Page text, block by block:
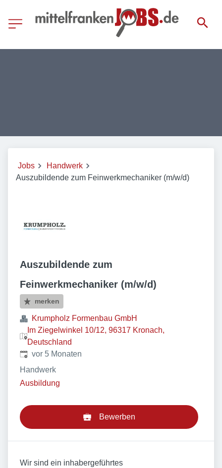
Jobs
Handwerk
Auszubildende zum Feinwerkmechaniker (m/w/d)
Auszubildende zum
Feinwerkmechaniker (m/w/d)
merken
Krumpholz Formenbau GmbH
Im Ziegelwinkel 10/12, 96317 Kronach,
Deutschland
Veröffentlicht:
vor 5 Monaten
Handwerk
Ausbildung
Bewerben
Wir sind ein inhabergeführtes